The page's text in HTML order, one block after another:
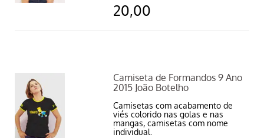
20,00
Camiseta de Formandos 9 Ano
2015 João Botelho
Camisetas com acabamento de
viés colorido nas golas e nas
mangas, camisetas com nome
individual.